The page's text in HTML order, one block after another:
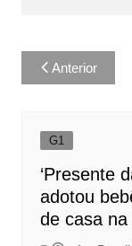
Navegação
de
Anterior
G1
‘Presente
adotou
de casa na